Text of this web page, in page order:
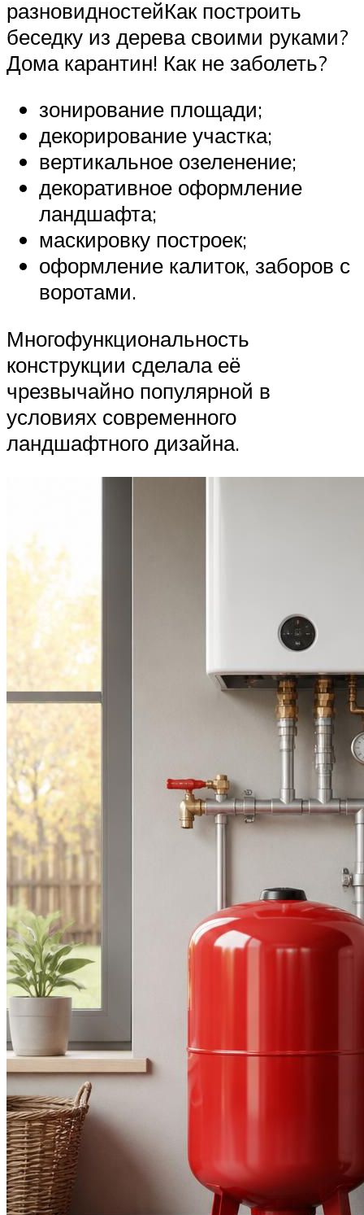
разновидностейКак построить
беседку из дерева своими руками?
Дома карантин! Как не заболеть?
зонирование площади;
декорирование участка;
вертикальное озеленение;
декоративное оформление
ландшафта;
маскировку построек;
оформление калиток, заборов с
воротами.
Многофункциональность
конструкции сделала её
чрезвычайно популярной в
условиях современного
ландшафтного дизайна.